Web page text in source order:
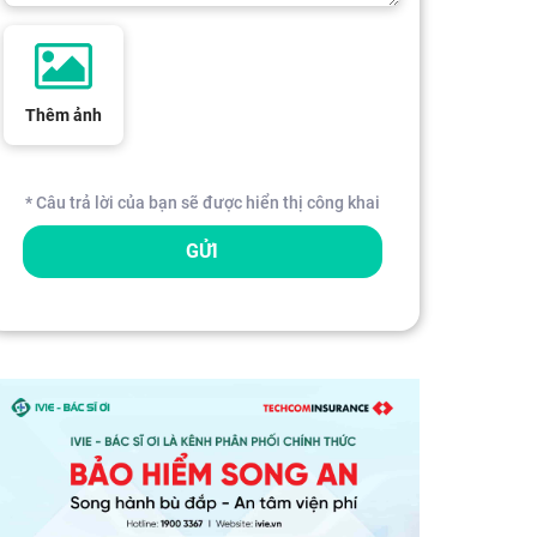
Thêm ảnh
* Câu trả lời của bạn sẽ được hiển thị công khai
GỬI